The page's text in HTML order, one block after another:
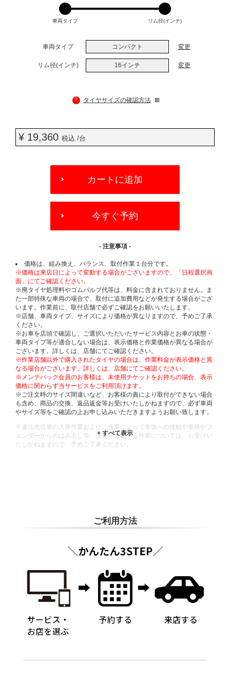
車両タイプ リム径(インチ)
車両タイプ コンパクト 変更
リム径(インチ) 16インチ 変更
? タイヤサイズの確認方法
¥ 19,360 税込 /台
OPTIONS
カートに追加
今すぐ予約
- 注意事項 -
価格は、組み換え、バランス、取付作業１台分です。
※価格は来店日によって変動する場合がございますので、「日程選択画
面」にてご確認ください。
※廃タイヤ処理料やゴムバルブ代等は、料金に含まれておりません。ま
た一部特殊な車両の場合で、取付に追加費用などが発生する場合がござ
います。作業前に、取付店舗で必ずご確認をお願いいたします。
※店舗、車両タイプ、サイズにより価格が異なりますので、予めご了承
ください。
※お車を店頭で確認し、ご選択いただいたサービス内容とお車の状態・
車両タイプ等が適合しない場合は、表示価格と作業価格が異なる場合が
ございます。詳しくは、店舗にてご確認ください。
※作業店舗以外で購入されたタイヤの場合は、作業料金が表示価格と異
なる場合がございます。詳しくは、店舗にてご確認ください。
※メンテパック会員のお客様は、未使用チケットをお持ちの場合、表示
価格に関わらず当サービスをご利用頂けます。
※ご注文時のサイズ間違いなど、お客様の責により取付ができない場合
も含め、商品の交換、返品返金等お受けいたしかねますので、必ず車両
やサイズ等をご確認の上お申し込みいただきますようお願い致します。
※違法改造車の入庫作業および、作業によって車体への接触や車枠やフ
ェンダーからのはみ出し等、法規を逸脱する作業については、お受けい
たしかねますので、予めご了承ください。
ご利用方法